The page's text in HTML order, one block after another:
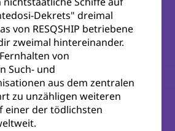
Dekrets" dreimal
von RESQSHIP betriebene
zweimal hintereinander.
von
Such- und
aus dem zentralen
zu unzähligen weiteren
einer der tödlichsten